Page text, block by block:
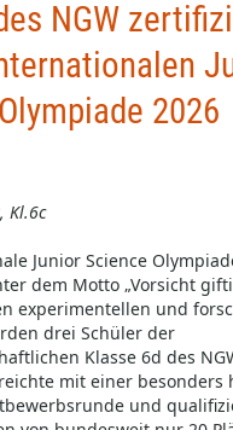
NGW
2026
Kl.6c
Junior Science
dem Motto „Vorsicht
experimentellen und
drei Schüler der
Klasse 6d des
mit einer besonders
und